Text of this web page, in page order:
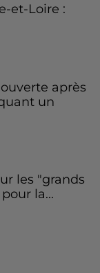
et-Loire :
après
un
les "grands
la...